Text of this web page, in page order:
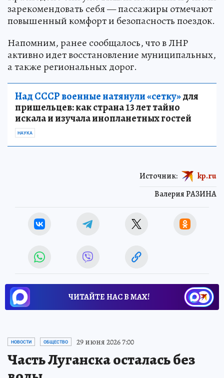
зарекомендовать себя — пассажиры отмечают
повышенный комфорт и безопасность поездок.
Напомним, ранее сообщалось, что в ЛНР
активно идет восстановление муниципальных,
а также региональных дорог.
Над СССР военные натянули «сетку»для
пришельцев: как страна 13 лет тайно
искала и изучала инопланетных гостей
НАУКА
Валерия РАЗИНА
Источник: kp.ru
ЧИТАЙТЕ НАС В МАХ!
НОВОСТИ ОБЩЕСТВО 29 июня 2026 7:00
Часть Луганска осталась без